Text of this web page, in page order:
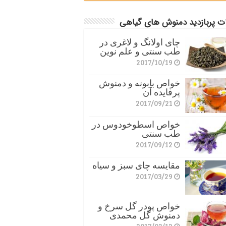
پربازدید دمنوش های گیاهی
چای اولانگ و لاغری در
طب سنتی و علم نوین
2017/10/19
خواص بابونه و دمنوش
پرفایده آن
2017/09/21
خواص اسطوخودوس در
طب سنتی
2017/09/12
مقایسه چای سبز و سیاه
2017/03/29
خواص پودر گل سرخ و
دمنوش گل محمدی